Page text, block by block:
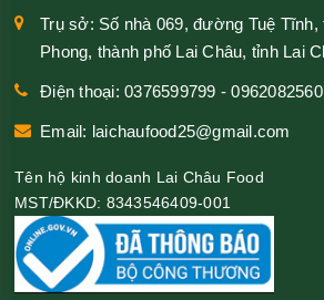
Trụ sở: Số nhà 069, đường Tuệ
Phong, thành phố Lai Châu, tỉnh Lai
Điện thoại: 0376599799 - 0962082560
Email: laichaufood25@gmail.com
Tên hộ kinh doanh Lai Châu Food
MST/ĐKKD: 8343546409-001